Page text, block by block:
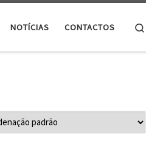
NOTÍCIAS CONTACTOS